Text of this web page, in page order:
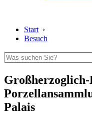
Start ›
Besuch
Großherzoglich-
Palais